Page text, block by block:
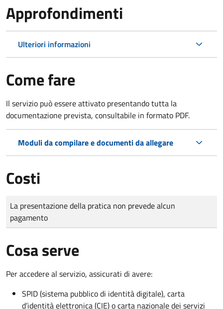
Approfondimenti
Ulteriori informazioni
Come fare
Il servizio può essere attivato presentando tutta la
documentazione prevista, consultabile in formato PDF.
Moduli da compilare e documenti da allegare
Costi
Tipo di pagamento
Importo
La presentazione della pratica non prevede alcun
pagamento
Cosa serve
Per accedere al servizio, assicurati di avere:
SPID (sistema pubblico di identità digitale), carta
d’identità elettronica (CIE) o carta nazionale dei servizi